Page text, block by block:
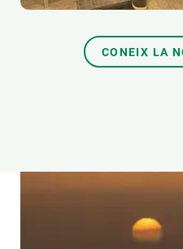
CONEIX LA